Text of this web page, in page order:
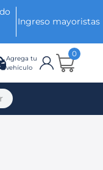
Ingreso mayoristas
Agrega tu
vehículo
0